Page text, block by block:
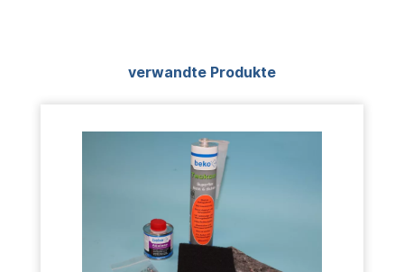
Produktgalerie überspringen
verwandte Produkte